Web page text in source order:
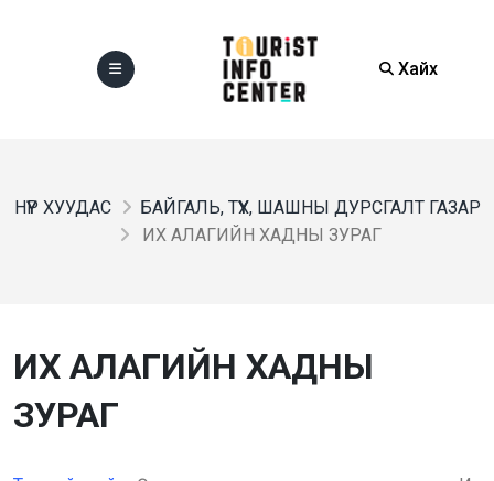
Хайх
НҮҮР ХУУДАС
БАЙГАЛЬ, ТҮҮХ, ШАШНЫ ДУРСГАЛТ ГАЗАР
ИХ АЛАГИЙН ХАДНЫ ЗУРАГ
ИХ АЛАГИЙН ХАДНЫ
ЗУРАГ